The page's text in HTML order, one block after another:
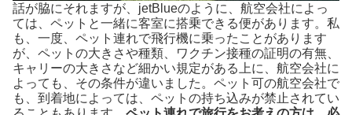
話が脇にそれますが、jetBlueのように、航空会社によっ
ては、ペットと一緒に客室に搭乗できる便があります。私
も、一度、ペット連れで飛行機に乗ったことがあります
が、ペットの大きさや種類、ワクチン接種の証明の有無、
キャリーの大きさなど細かい規定がある上に、航空会社に
よっても、その条件が違いました。ペット可の航空会社で
も、到着地によっては、ペットの持ち込みが禁止されてい